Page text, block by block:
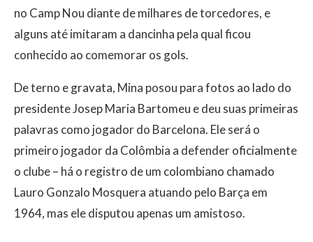
no Camp Nou diante de milhares de torcedores, e
alguns até imitaram a dancinha pela qual ficou
conhecido ao comemorar os gols.
De terno e gravata, Mina posou para fotos ao lado do
presidente Josep Maria Bartomeu e deu suas primeiras
palavras como jogador do Barcelona. Ele será o
primeiro jogador da Colômbia a defender oficialmente
o clube – há o registro de um colombiano chamado
Lauro Gonzalo Mosquera atuando pelo Barça em
1964, mas ele disputou apenas um amistoso.